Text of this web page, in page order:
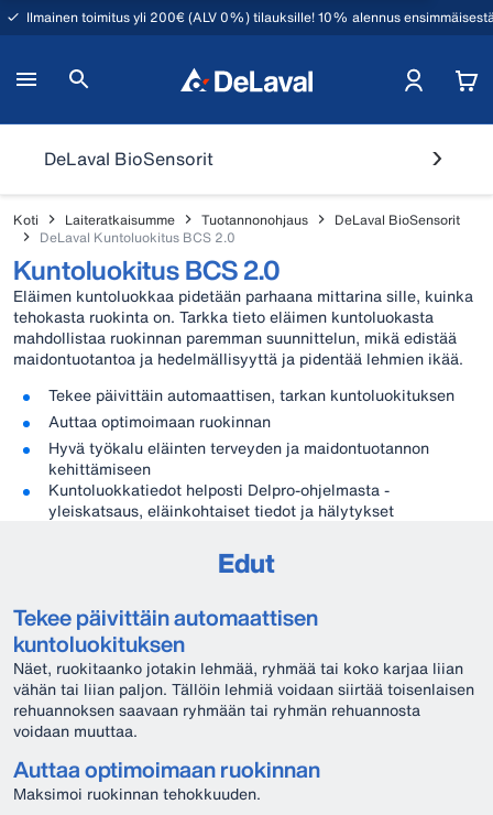
Ilmainen toimitus yli 200€ (ALV 0%) tilauksille! 10% alennus
DeLaval BioSensorit
Koti Laiteratkaisumme Tuotannonohjaus
DeLaval BioSensorit
DeLaval Kuntoluokitus BCS 2.0
Kuntoluokitus BCS 2.0
Eläimen kuntoluokkaa pidetään parhaana mittarina sille, kuinka
tehokasta ruokinta on. Tarkka tieto eläimen kuntoluokasta
mahdollistaa ruokinnan paremman suunnittelun, mikä edistää
maidontuotantoa ja hedelmällisyyttä ja pidentää lehmien ikää.
Tekee päivittäin automaattisen, tarkan kuntoluokituksen
Auttaa optimoimaan ruokinnan
Hyvä työkalu eläinten terveyden ja maidontuotannon
kehittämiseen
Kuntoluokkatiedot helposti Delpro-ohjelmasta -
yleiskatsaus, eläinkohtaiset tiedot ja hälytykset
Edut
Tekee päivittäin automaattisen
kuntoluokituksen
Näet, ruokitaanko jotakin lehmää, ryhmää tai koko karjaa liian
vähän tai liian paljon. Tällöin lehmiä voidaan siirtää toisenlaisen
rehuannoksen saavaan ryhmään tai ryhmän rehuannosta
voidaan muuttaa.
Auttaa optimoimaan ruokinnan
Maksimoi ruokinnan tehokkuuden.